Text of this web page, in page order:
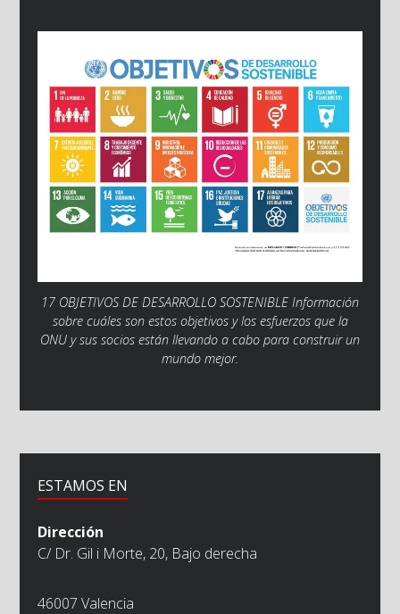
17 OBJETIVOS DE DESARROLLO SOSTENIBLE Información
sobre cuáles son estos objetivos y los esfuerzos que la
ONU y sus socios están llevando a cabo para construir un
mundo mejor.
ESTAMOS EN
Dirección
C/ Dr. Gil i Morte, 20, Bajo derecha
46007 Valencia